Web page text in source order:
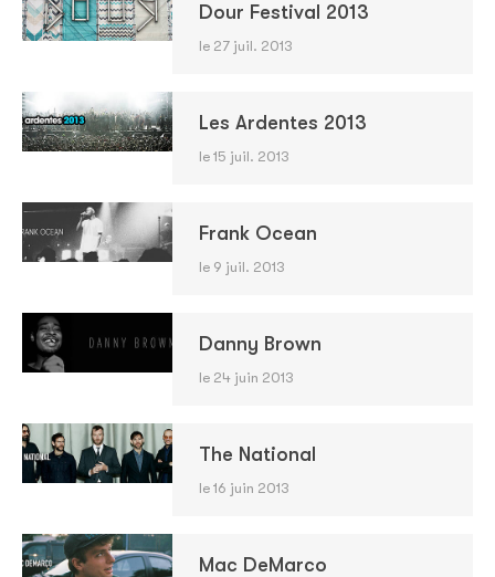
Dour Festival 2013
le 27 juil. 2013
Les Ardentes 2013
le 15 juil. 2013
Frank Ocean
le 9 juil. 2013
Danny Brown
le 24 juin 2013
The National
le 16 juin 2013
Mac DeMarco